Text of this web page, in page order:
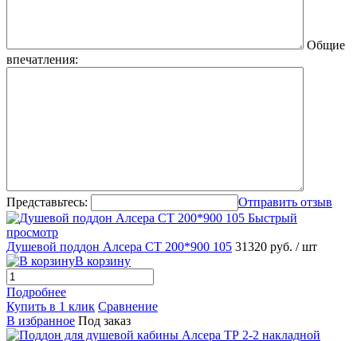
Общие
впечатления:
Представьтесь:
Отправить отзыв
Быстрый
просмотр
Душевой поддон Алсера СТ 200*900 105 31320 руб. / шт
В корзину
Подробнее
Купить в 1 клик Сравнение
В избранное Под заказ